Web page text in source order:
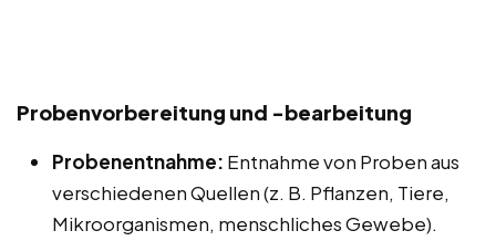
Probenvorbereitung und -bearbeitung
Probenentnahme: Entnahme von Proben aus
verschiedenen Quellen (z. B. Pflanzen, Tiere,
Mikroorganismen, menschliches Gewebe).